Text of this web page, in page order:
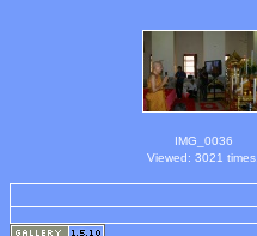
IMG_0036
Viewed: 3021 times.